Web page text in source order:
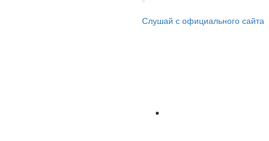
Слушай с официального сайта